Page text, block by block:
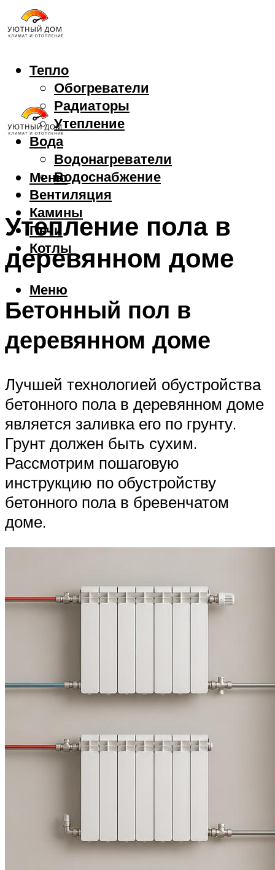
Тепло
Обогреватели
Радиаторы
Утепление
Вода
Водонагреватели
Водоснабжение
Вентиляция
Камины
Печи
Котлы
Меню
Меню
Утепление пола в
деревянном доме
Бетонный пол в
деревянном доме
Лучшей технологией обустройства
бетонного пола в деревянном доме
является заливка его по грунту.
Грунт должен быть сухим.
Рассмотрим пошаговую
инструкцию по обустройству
бетонного пола в бревенчатом
доме.